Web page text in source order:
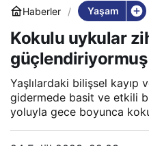
Haberler Yaşam
Kokulu uykular
güçlendiriyormuş
Yaşlılardaki bilişsel kayıp
gidermede basit ve etkili
yoluyla gece boyunca